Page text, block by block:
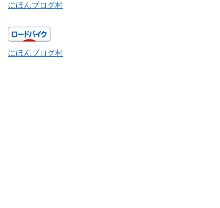
にほんブログ村
にほんブログ村